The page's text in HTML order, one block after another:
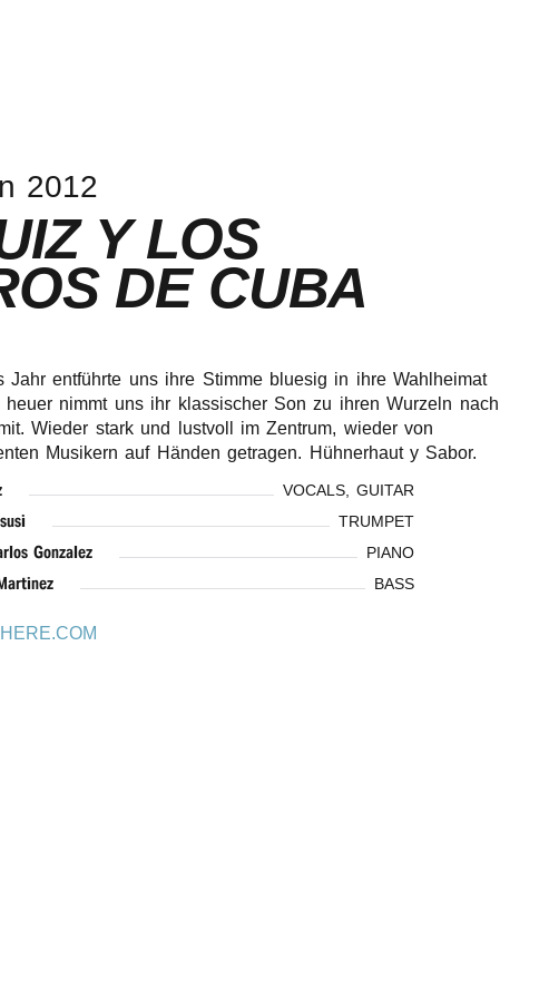
2012
Y LOS
DE CUBA
Jahr entführte uns ihre Stimme bluesig in ihre Wahlheimat
heuer nimmt uns ihr klassischer Son zu ihren Wurzeln nach
Wieder stark und lustvoll im Zentrum, wieder von
Musikern auf Händen getragen. Hühnerhaut y Sabor.
VOCALS, GUITAR
TRUMPET
Gonzalez PIANO
BASS